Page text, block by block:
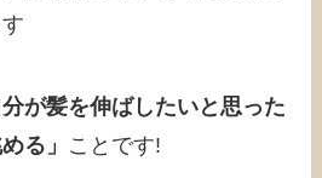
分が髪を伸ばしたいと思った
る」 ことです!